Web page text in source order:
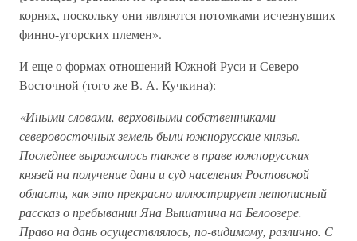
корнях, поскольку они являются потомками исчезнувших
финно-угорских племен».
И еще о формах отношений Южной Руси и Северо-
Восточной (того же В. А. Кучкина):
«Иными словами, верховными собственниками
северовосточных земель были южнорусские князья.
Последнее выражалось также в праве южнорусских
князей на получение дани и суд населения Ростовской
области, как это прекрасно иллюстрирует летописный
рассказ о пребывании Яна Вышатича на Белоозере.
Право на дань осуществлялось, по-видимому, различно. С